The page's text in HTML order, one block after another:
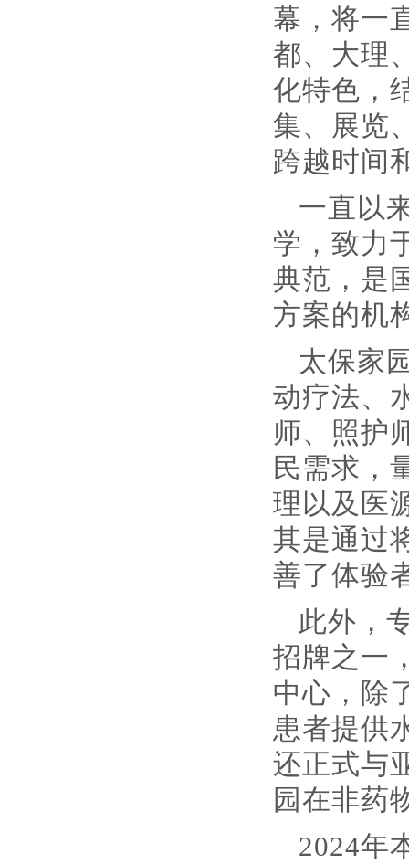
幕，将一
都、大理
化特色，
集、展览
跨越时间
一直以
学，致力
典范，是
方案的机
太保家
动疗法、
师、照护
民需求，
理以及医
其是通过
善了体验
此外，
招牌之一
中心，除
患者提供
还正式与
园在非药
2024年